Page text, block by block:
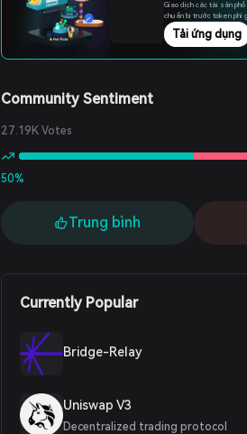
Giao dịch các tài sản
chuẩn bị trước token phí
Tải ứng dụng
Community Sentiment
27.19K Votes
50%
Trung bình
Currently Popular
Bridge-Relay
Uniswap V3
Decentralized trading protocol